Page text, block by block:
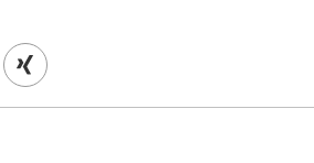
Share